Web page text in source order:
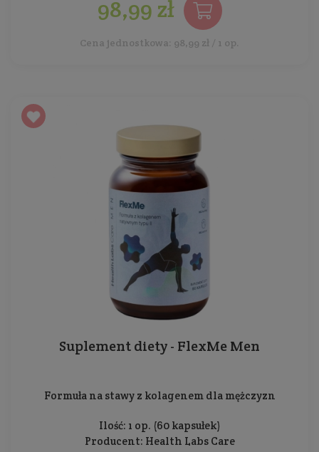
98,99 zł
Cena jednostkowa: 98,99 zł / 1 op.
Suplement diety - FlexMe Men
Formuła na stawy z kolagenem dla mężczyzn
Ilość: 1 op. (60 kapsułek)
Producent: Health Labs Care